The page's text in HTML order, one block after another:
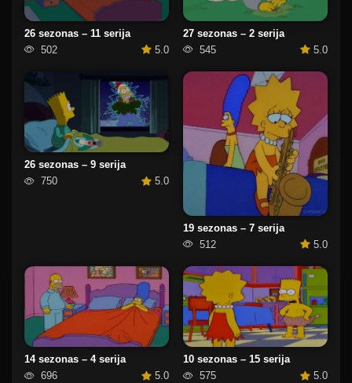
26 sezonas – 11 serija
502
5.0
27 sezonas – 2 serija
545
5.0
26 sezonas – 9 serija
750
5.0
19 sezonas – 7 serija
512
5.0
14 sezonas – 4 serija
696
5.0
10 sezonas – 15 serija
575
5.0